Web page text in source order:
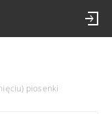
piosenki